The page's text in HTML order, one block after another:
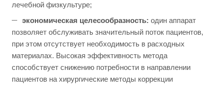
лечебной физкультуре;
экономическая целесообразность: один аппарат
позволяет обслуживать значительный поток пациентов,
при этом отсутствует необходимость в расходных
материалах. Высокая эффективность метода
способствует снижению потребности в направлении
пациентов на хирургические методы коррекции